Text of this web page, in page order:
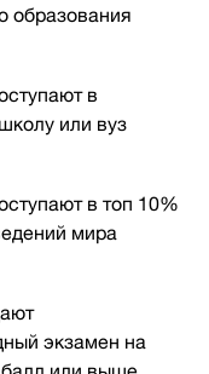
образования
в
или вуз
в топ 10%
мира
экзамен на